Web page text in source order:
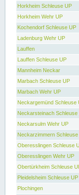
Horkheim Schleuse UP
Horkheim Wehr UP
Kochendorf Schleuse UP
Ladenburg Wehr UP
Lauffen
Lauffen Schleuse UP
Mannheim Neckar
Marbach Schleuse UP
Marbach Wehr UP
Neckargemünd Schleuse
Neckarsteinach Schleuse
Neckarsulm Wehr UP
Neckarzimmern Schleuse
Oberesslingen Schleuse
Oberesslingen Wehr UP
Obertürkheim Schleuse
Pleidelsheim Schleuse UP
Plochingen